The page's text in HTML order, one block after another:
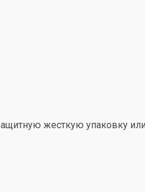
жесткую упаковку или